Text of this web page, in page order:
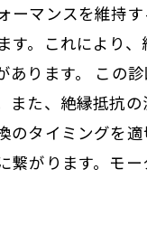
ーマンスを維持
す。これにより
ります。 この
また、絶縁抵抗
のタイミングを
繋がります。モ